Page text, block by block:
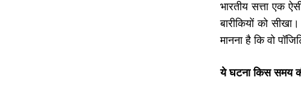
भारतीय सत्ता एक
बारीकियों को
मानना है कि वो
ये घटना किस समय